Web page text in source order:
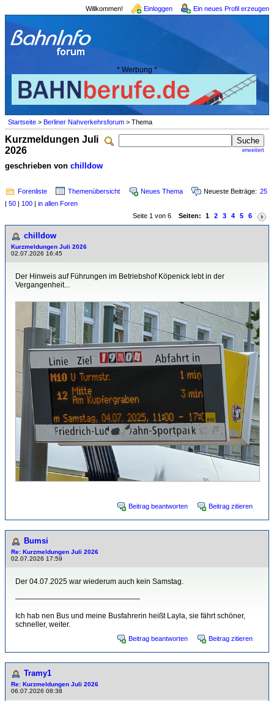
Willkommen! Einloggen Ein neues Profil erzeugen
* Werbung *
Startseite > Berliner Nahverkehrsforum > Thema
erweitert
Kurzmeldungen Juli
2026
geschrieben von chilldow
Forenliste Themenübersicht Neues Thema Neueste Beiträge: 25
| 50 | 100 | in allen Foren
Seite 1 von 6 Seiten: 1 2 3 4 5 6
chilldow
Kurzmeldungen Juli 2026
02.07.2026 16:45
Der Hinweis auf Führungen im Betriebshof Köpenick lebt in der
Vergangenheit...
Beitrag beantworten Beitrag zitieren
Bumsi
Re: Kurzmeldungen Juli 2026
02.07.2026 17:59
Der 04.07.2025 war wiederum auch kein Samstag.
—————————————————
Ich hab nen Bus und meine Busfahrerin heißt Layla, sie fährt schöner,
schneller, weiter.
Beitrag beantworten Beitrag zitieren
Tramy1
Re: Kurzmeldungen Juli 2026
06.07.2026 08:38